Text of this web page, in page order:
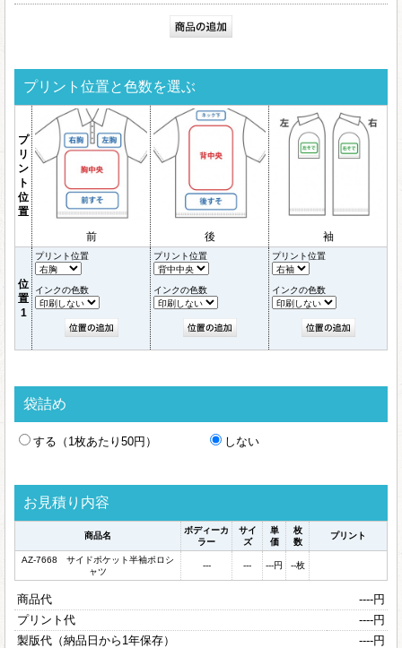
プリント位置と色数を選ぶ
プ
リ
ン
ト
位
置
前
後 袖
位
置
1
プリント位置
インクの色数
プリント位置
インクの色数
プリント位置
インクの色数
袋詰め
する（1枚あたり50円） しない
お見積り内容
商品名
ボディーカ
ラー
サイ
ズ
単
価
枚
数
プリント
AZ-7668 サイドポケット半袖ポロシ
ャツ
--- --- ---円 --枚
商品代 ----円
プリント代
----円
製版代（納品日から1年保存）
----円